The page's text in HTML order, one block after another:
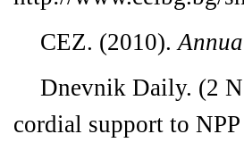
CEZ. (2010).
Dnevnik Daily. (2
cordial support to